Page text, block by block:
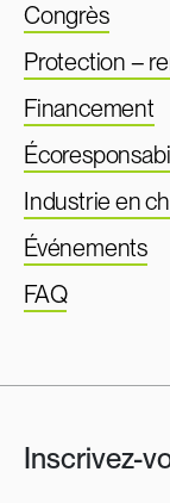
Congrès
Protection –
Financement
Industrie en
Événements
FAQ
Inscrivez-